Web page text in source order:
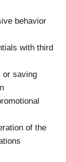
behavior
with third
or saving
of the